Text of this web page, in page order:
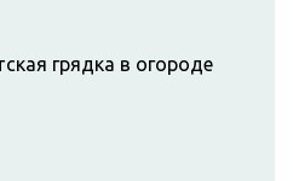
грядка в огороде